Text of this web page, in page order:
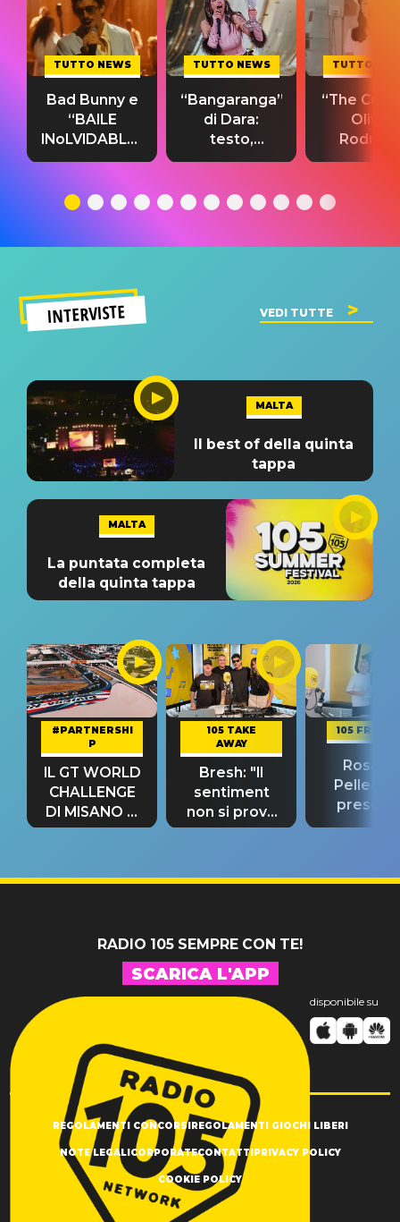
TUTTO NEWS
Bad Bunny e
“BAILE
INoLVIDABLE”:
testo,
significato
TUTTO NEWS
“Bangaranga”
di Dara:
testo,
traduzione e
del singolo
TUTTO
“The
Olivia
testo,
INTERVISTE VEDI TUTTE
MALTA
Il best of della quinta
tappa
MALTA
La puntata completa
della quinta tappa
#PARTNERSHI
P
IL GT WORLD
CHALLENGE
DI MISANO si
riconferma
105 TAKE
AWAY
Bresh: "Il
sentiment
non si prova
fino alla notte
105
Rosario
“Così
RADIO 105 SEMPRE CON TE!
SCARICA L'APP
disponibile su
REGOLAMENTI CONCORSIREGOLAMENTI GIOCHI LIBERI
NOTE LEGALICORPORATECONTATTIPRIVACY POLICY
COOKIE POLICY